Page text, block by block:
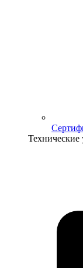
Технические